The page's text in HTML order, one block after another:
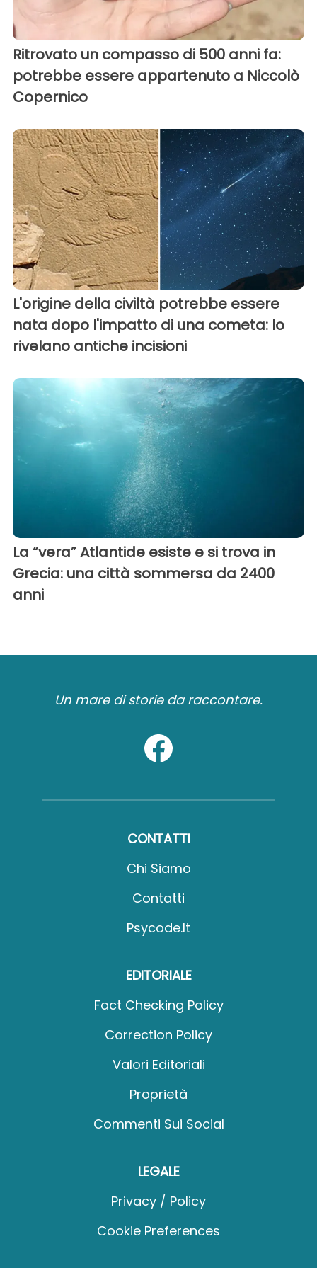
Ritrovato un compasso di 500 anni fa:
potrebbe essere appartenuto a Niccolò
Copernico
L'origine della civiltà potrebbe essere
nata dopo l'impatto di una cometa: lo
rivelano antiche incisioni
La “vera” Atlantide esiste e si trova in
Grecia: una città sommersa da 2400
anni
Un mare di storie da raccontare.
CONTATTI
Chi Siamo
Contatti
Psycode.it
EDITORIALE
Fact Checking Policy
Correction Policy
Valori Editoriali
Proprietà
Commenti Sui Social
LEGALE
Privacy / Policy
Cookie Preferences